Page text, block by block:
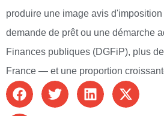
produire une image avis
demande de prêt ou une démarche
Finances publiques (DGFiP), plus
France — et une proportion